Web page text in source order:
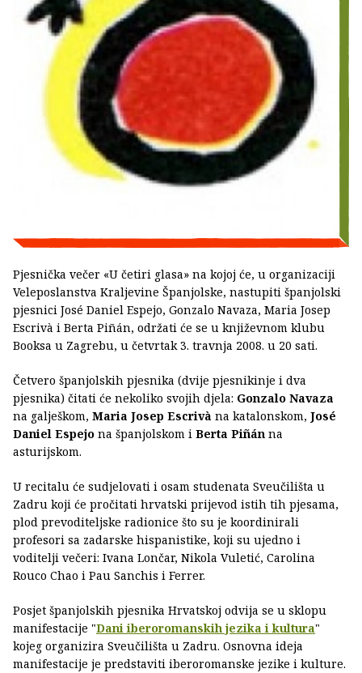
Pjesnička večer «U četiri glasa» na kojoj će, u organizaciji
Veleposlanstva Kraljevine Španjolske, nastupiti španjolski
pjesnici José Daniel Espejo, Gonzalo Navaza, Maria Josep
Escrivà i Berta Piñán, održati će se u književnom klubu
Booksa u Zagrebu, u četvrtak 3. travnja 2008. u 20 sati.
Četvero španjolskih pjesnika (dvije pjesnikinje i dva
pjesnika) čitati će nekoliko svojih djela: Gonzalo Navaza
na galješkom, Maria Josep Escrivà na katalonskom, José
Daniel Espejo na španjolskom i Berta Piñán na
asturijskom.
U recitalu će sudjelovati i osam studenata Sveučilišta u
Zadru koji će pročitati hrvatski prijevod istih tih pjesama,
plod prevoditeljske radionice što su je koordinirali
profesori sa zadarske hispanistike, koji su ujedno i
voditelji večeri: Ivana Lončar, Nikola Vuletić, Carolina
Rouco Chao i Pau Sanchis i Ferrer.
Posjet španjolskih pjesnika Hrvatskoj odvija se u sklopu
manifestacije "Dani iberoromanskih jezika i kultura"
kojeg organizira Sveučilišta u Zadru. Osnovna ideja
manifestacije je predstaviti iberoromanske jezike i kulture.